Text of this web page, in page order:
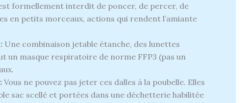
formellement interdit de poncer, de percer, de
en petits morceaux, actions qui rendent l’amiante
Une combinaison jetable étanche, des lunettes
un masque respiratoire de norme FFP3 (pas un
Vous ne pouvez pas jeter ces dalles à la poubelle. Elles
sac scellé et portées dans une déchetterie habilitée